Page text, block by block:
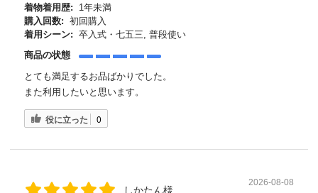
着物着用歴:
1年未満
購入回数: 初回購入
着用シーン: 卒入式・七五三, 普段使い
商品の状態
とても満足するお品ばかりでした。
また利用したいと思います。
役に立った 0
しかたん様
2026-08-08